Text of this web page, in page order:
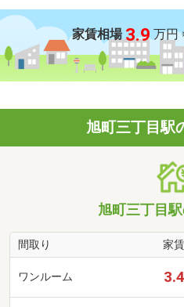
家賃相場 3.9 万円
旭町三丁目駅
旭町三丁目
間取り 家
ワンルーム 3.4